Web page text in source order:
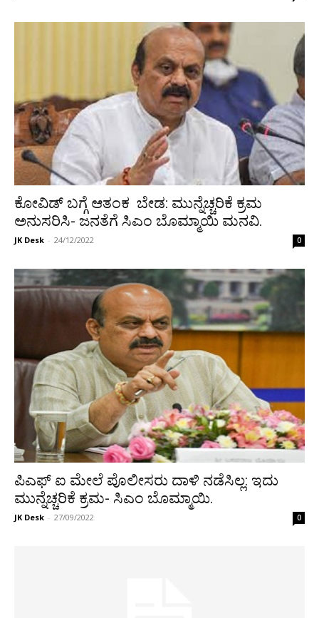
ಕೋವಿಡ್ ಬಗ್ಗೆ ಆತಂಕ ಬೇಡ: ಮುನ್ನೆಚ್ಚರಿಕೆ ಕ್ರಮ
ಅನುಸರಿಸಿ- ಜನತೆಗೆ ಸಿಎಂ ಬೊಮ್ಮಾಯಿ ಮನವಿ.
JK Desk - 24/12/2022 0
ಪಿಎಫ್ ಐ ಮೇಲೆ ಪೊಲೀಸರು ದಾಳಿ ನಡೆಸಿಲ್ಲ: ಇದು
ಮುನ್ನೆಚ್ಚರಿಕೆ ಕ್ರಮ- ಸಿಎಂ ಬೊಮ್ಮಾಯಿ.
JK Desk - 27/09/2022 0